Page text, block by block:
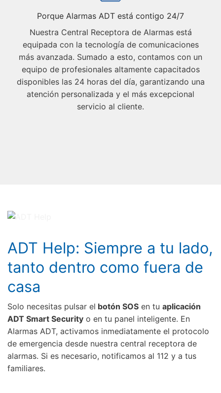
Porque Alarmas ADT está contigo 24/7
Nuestra Central Receptora de Alarmas está
equipada con la tecnología de comunicaciones
más avanzada. Sumado a esto, contamos con un
equipo de profesionales altamente capacitados
disponibles las 24 horas del día, garantizando una
atención personalizada y el más excepcional
servicio al cliente.
ADT Help: Siempre a tu lado,
tanto dentro como fuera de
casa
Solo necesitas pulsar el botón SOS en tu aplicación
ADT Smart Security o en tu panel inteligente. En
Alarmas ADT, activamos inmediatamente el protocolo
de emergencia desde nuestra central receptora de
alarmas. Si es necesario, notificamos al 112 y a tus
familiares.